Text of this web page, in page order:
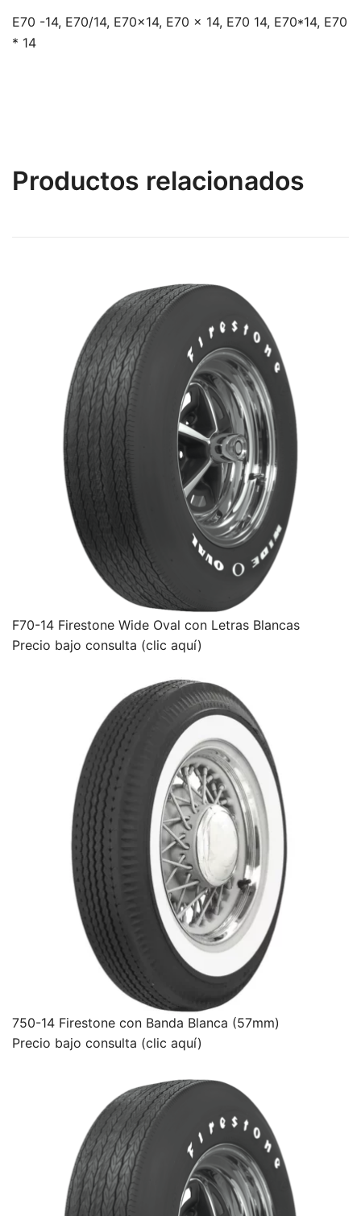
E70 -14, E70/14, E70x14, E70 x 14, E70 14, E70*14, E70
* 14
Productos relacionados
F70-14 Firestone Wide Oval con Letras Blancas
Precio bajo consulta (clic aquí)
750-14 Firestone con Banda Blanca (57mm)
Precio bajo consulta (clic aquí)